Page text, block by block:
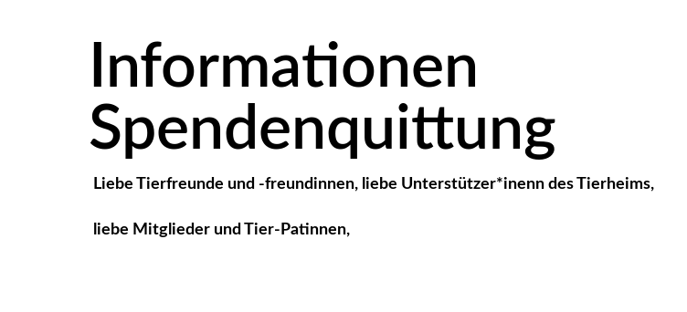
Informationen
Spendenquittung
Liebe Tierfreunde und -freundinnen, liebe Unterstützer*inenn des Tierheims,
liebe Mitglieder und Tier-Patinnen,